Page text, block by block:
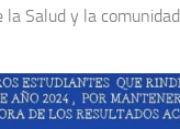
Salud y la comunidad